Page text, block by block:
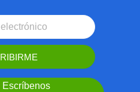
Escríbenos